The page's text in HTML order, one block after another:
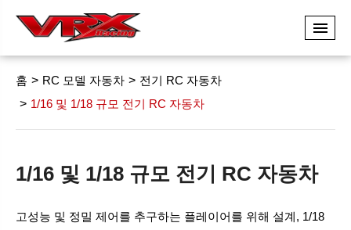
홈 RC 모델 자동차
전기 RC 자동차
1/16 및 1/18 규모 전기 RC 자동차
1/16 및 1/18 규모 전기 RC 자동차
고성능 및 정밀 제어를 추구하는 플레이어를 위해 설계, 1/18